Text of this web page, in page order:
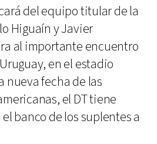
del equipo titular de la
Higuaín y Javier
al importante encuentro
en el estadio
nueva fecha de las
el DT tiene
banco de los suplentes a